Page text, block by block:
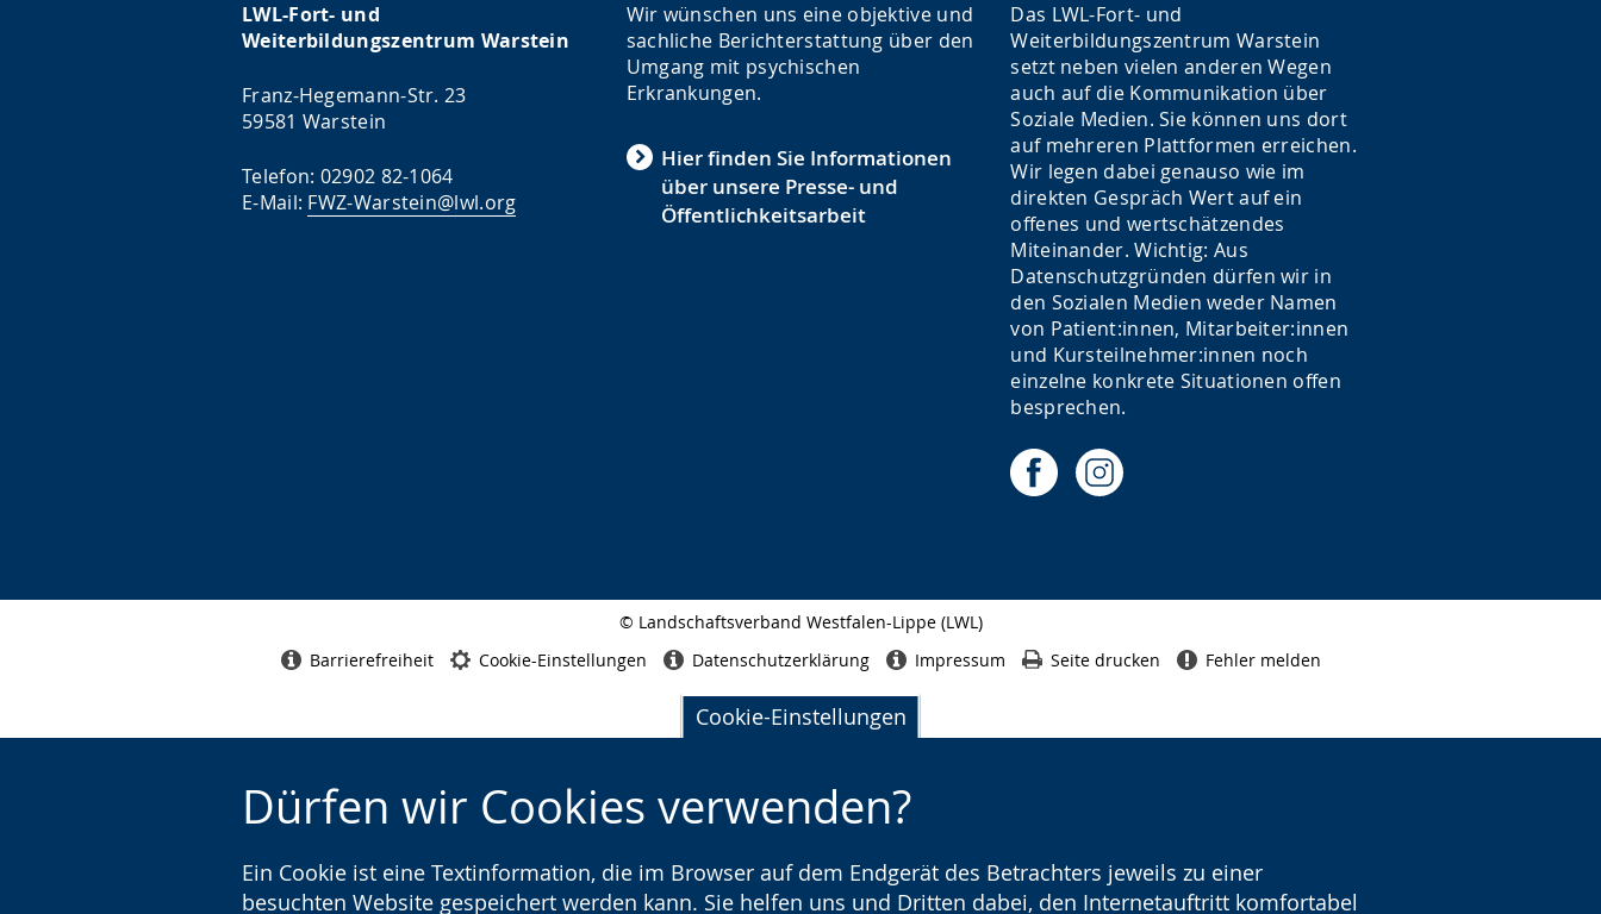
Cookie-Einstellungen
Dürfen wir Cookies verwenden?
Ein Cookie ist eine Textinformation, die im Browser auf dem Endgerät des Betrachters jeweils zu einer
besuchten Website gespeichert werden kann. Sie helfen uns und Dritten dabei, den Internetauftritt komfortabel
LWL-Fort- und
Weiterbildungszentrum Warstein
Franz-Hegemann-Str. 23
59581 Warstein
Telefon: 02902 82-1064
E-Mail: FWZ-Warstein@lwl.org
Wir wünschen uns eine objektive und
sachliche Berichterstattung über den
Umgang mit psychischen
Erkrankungen.
Hier finden Sie Informationen
über unsere Presse- und
Öffentlichkeitsarbeit
Das LWL-Fort- und
Weiterbildungszentrum Warstein
setzt neben vielen anderen Wegen
auch auf die Kommunikation über
Soziale Medien. Sie können uns dort
auf mehreren Plattformen erreichen.
Wir legen dabei genauso wie im
direkten Gespräch Wert auf ein
offenes und wertschätzendes
Miteinander. Wichtig: Aus
Datenschutzgründen dürfen wir in
den Sozialen Medien weder Namen
von Patient:innen, Mitarbeiter:innen
und Kursteilnehmer:innen noch
einzelne konkrete Situationen offen
besprechen.
© Landschaftsverband Westfalen-Lippe (LWL)
Barrierefreiheit Cookie-Einstellungen Datenschutzerklärung Impressum Seite drucken Fehler melden